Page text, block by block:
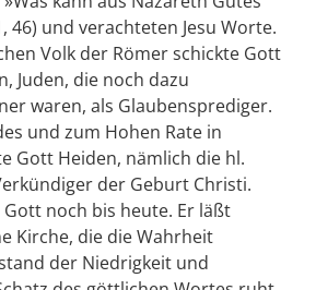
46) und verachteten Jesu Worte.
Volk der Römer schickte Gott
Juden, die noch dazu
waren, als Glaubensprediger.
und zum Hohen Rate in
Gott Heiden, nämlich die hl.
der Geburt Christi.
noch bis heute. Er läßt
Kirche, die die Wahrheit
der Niedrigkeit und